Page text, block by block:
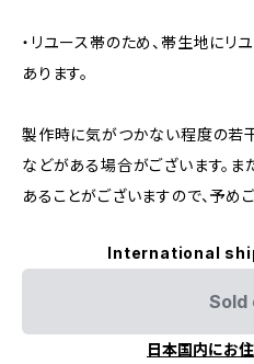
・リユース帯のため、帯生地にリ
あります。
製作時に気がつかない程度の若
などがある場合がございます。ま
あることがございますので、予め
International
Sold
日本国内にお